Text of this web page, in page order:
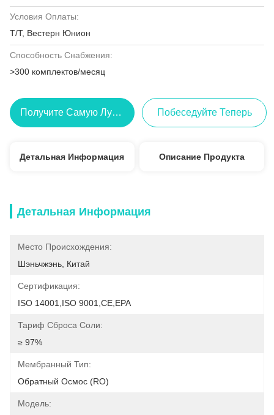
Условия Оплаты:
Т/Т, Вестерн Юнион
Способность Снабжения:
>300 комплектов/месяц
Получите Самую Лучшую Цену Побеседуйте Теперь
Детальная Информация Описание Продукта
Детальная Информация
Место Происхождения:
Шэньчжэнь, Китай
Сертификация:
ISO 14001,ISO 9001,CE,EPA
Тариф Сброса Соли:
≥ 97%
Мембранный Тип:
Обратный Осмос (RO)
Модель: